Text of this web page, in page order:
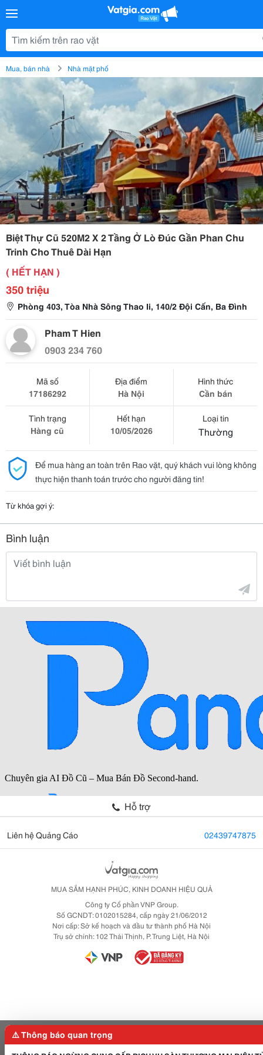
Mua, bán nhà Nhà mặt phố
Biệt Thự Cũ 520M2 X 2 Tầng Ở Lò Đúc Gần Phan Chu
Trinh Cho Thuê Dài Hạn
( HẾT HẠN )
350 triệu
Phòng 403, Tòa Nhà Sông Thao Ii, 140/2 Đội Cấn, Ba Đình
Pham T Hien
0903 234 760
Mã số
17186292
Địa điểm
Hà Nội
Hình thức
Cần bán
Tình trạng
Hàng cũ
Hết hạn
10/05/2026
Loại tin
Thường
Để mua hàng an toàn trên Rao vặt, quý khách vui lòng không
thực hiện thanh toán trước cho người đăng tin!
Từ khóa gợi ý:
Bình luận
Hỗ trợ
Liên hệ Quảng Cáo 02439747875
MUA SẮM HẠNH PHÚC, KINH DOANH HIỆU QUẢ
Công ty Cổ phần VNP Group.
Số GCNDT: 0102015284, cấp ngày 21/06/2012
Nơi cấp: Sở kế hoạch và đầu tư thành phố Hà Nội
Trụ sở chính: 102 Thái Thịnh, P. Trung Liệt, Hà Nội
⚠️ Thông báo quan trọng